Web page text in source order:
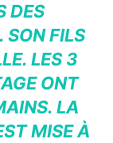
DES
SON FILS
LES 3
ONT
LA
MISE À